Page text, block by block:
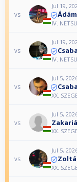
vs
Jul 19,
IV.
vs
Jul 19,
IV.
vs
Jul 5,
XX.
vs
Jul 5,
XX.
vs
Jul 5,
XX.